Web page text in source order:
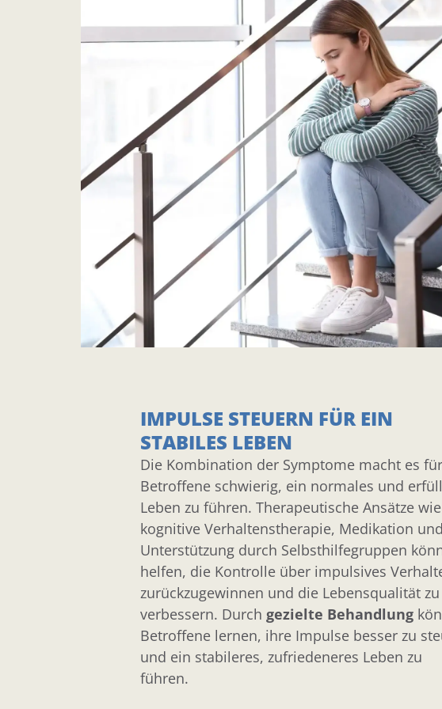
Probleme im
zwischenmenschlichen Bereich:
Schwierigkeiten, stabile und gesunde
auf.
Gefühl
Nach
empfinden
IMPULSE STEUERN FÜR EIN
STABILES LEBEN
Die Kombination der Symptome macht es für
Betroffene schwierig, ein normales und
Leben zu führen. Therapeutische Ansätze wie
kognitive Verhaltenstherapie, Medikation und
Unterstützung durch Selbsthilfegruppen
helfen, die Kontrolle über impulsives
zurückzugewinnen und die Lebensqualität zu
verbessern. Durch gezielte Behandlung
Betroffene lernen, ihre Impulse besser zu
und ein stabileres, zufriedeneres Leben zu
führen.